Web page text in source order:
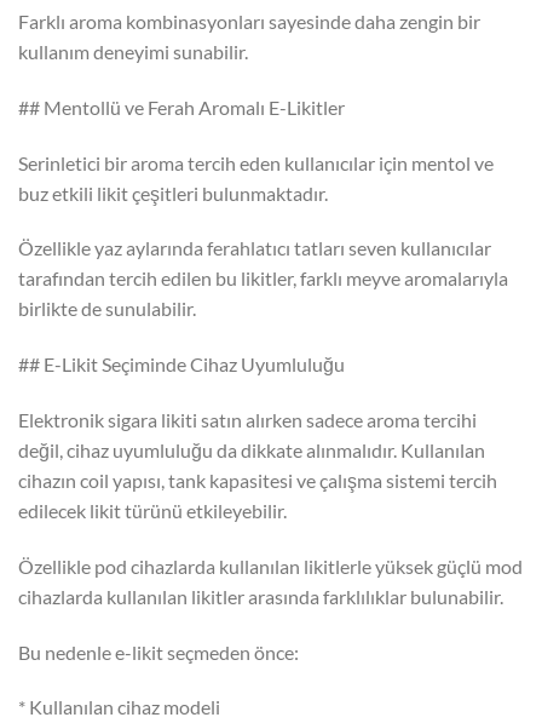
Farklı aroma kombinasyonları sayesinde daha zengin bir
kullanım deneyimi sunabilir.
## Mentollü ve Ferah Aromalı E-Likitler
Serinletici bir aroma tercih eden kullanıcılar için mentol ve
buz etkili likit çeşitleri bulunmaktadır.
Özellikle yaz aylarında ferahlatıcı tatları seven kullanıcılar
tarafından tercih edilen bu likitler, farklı meyve aromalarıyla
birlikte de sunulabilir.
## E-Likit Seçiminde Cihaz Uyumluluğu
Elektronik sigara likiti satın alırken sadece aroma tercihi
değil, cihaz uyumluluğu da dikkate alınmalıdır. Kullanılan
cihazın coil yapısı, tank kapasitesi ve çalışma sistemi tercih
edilecek likit türünü etkileyebilir.
Özellikle pod cihazlarda kullanılan likitlerle yüksek güçlü mod
cihazlarda kullanılan likitler arasında farklılıklar bulunabilir.
Bu nedenle e-likit seçmeden önce:
* Kullanılan cihaz modeli